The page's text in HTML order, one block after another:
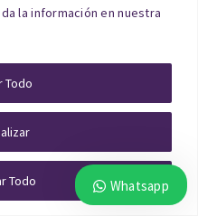
la información en nuestra
Todo
Todo
este tipo de informes
transmisiones
Whatsapp